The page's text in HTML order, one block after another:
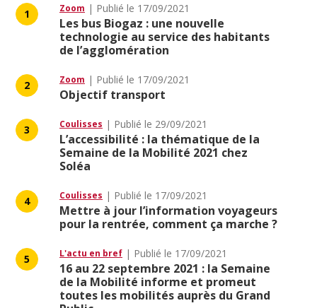
1 Zoom Publié le 17/09/2021
Les bus Biogaz : une nouvelle
technologie au service des habitants
de l’agglomération
2 Zoom Publié le 17/09/2021
Objectif transport
3 Coulisses Publié le 29/09/2021
L’accessibilité : la thématique de la
Semaine de la Mobilité 2021 chez
Soléa
4 Coulisses Publié le 17/09/2021
Mettre à jour l’information voyageurs
pour la rentrée, comment ça marche ?
5 L'actu en bref Publié le 17/09/2021
16 au 22 septembre 2021 : la Semaine
de la Mobilité informe et promeut
toutes les mobilités auprès du Grand